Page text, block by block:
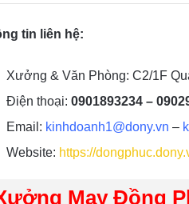
tin liên hệ:
Xưởng & Văn Phòng: C2/1F
Điện thoại: 0901893234 –
Email: kinhdoanh1@dony.vn –
Website: https://
May Đồng